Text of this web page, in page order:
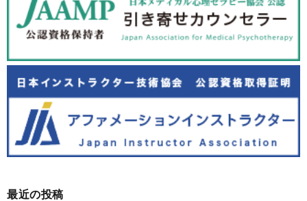
最近の投稿